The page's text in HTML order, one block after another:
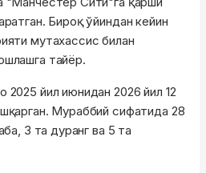
Бироқ ўйиндан кейин
мутахассис билан
тайёр.
2025 йил июнидан 2026 йил 12
Мураббий сифатида 28
3 та дуранг ва 5 та